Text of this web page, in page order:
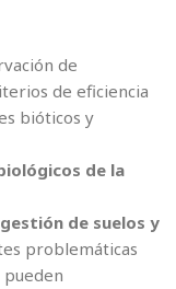
de
de eficiencia
bióticos y
de la
de suelos y
problemáticas